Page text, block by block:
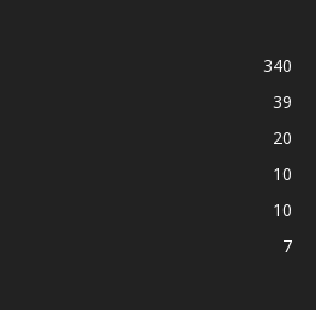
340
39
20
10
10
7